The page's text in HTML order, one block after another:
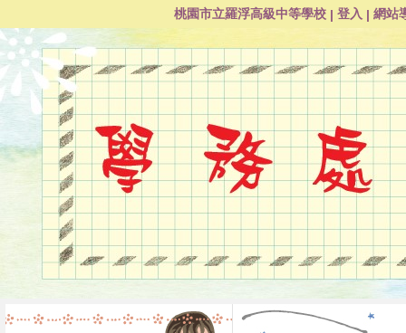
桃園市立羅浮高級中等學校| 登入 | 網站